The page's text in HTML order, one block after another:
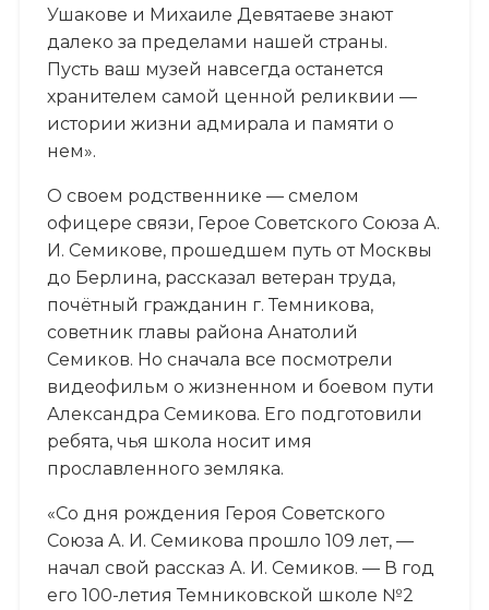
Ушакове и Михаиле Девятаеве знают
далеко за пределами нашей страны.
Пусть ваш музей навсегда останется
хранителем самой ценной реликвии —
истории жизни адмирала и памяти о
нем».
О своем родственнике — смелом
офицере связи, Герое Советского Союза А.
И. Семикове, прошедшем путь от Москвы
до Берлина, рассказал ветеран труда,
почётный гражданин г. Темникова,
советник главы района Анатолий
Семиков. Но сначала все посмотрели
видеофильм о жизненном и боевом пути
Александра Семикова. Его подготовили
ребята, чья школа носит имя
прославленного земляка.
«Со дня рождения Героя Советского
Союза А. И. Семикова прошло 109 лет, —
начал свой рассказ А. И. Семиков. — В год
его 100-летия Темниковской школе №2